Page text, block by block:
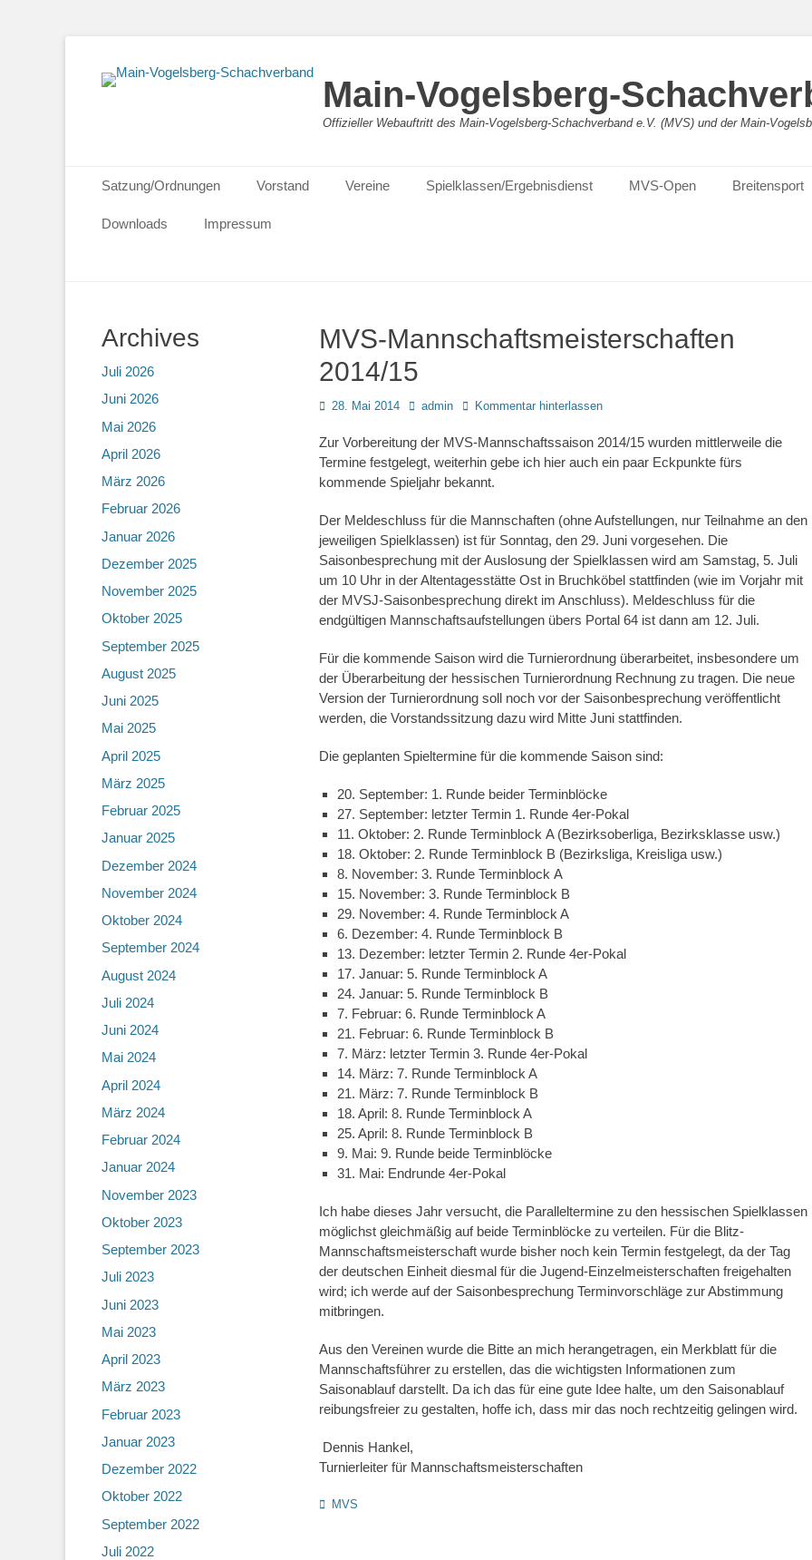
Main-Vogelsberg-
Offizieller Webauftritt des Main-Vogelsberg-Schachverband e.V. (MVS) und der Main-
Primäres Menü
Inhalt
springen
Satzung/Ordnungen Vorstand Vereine Spielklassen/Ergebnisdienst MVS-Open Breitensport
Downloads
Impressum
MVS-Mannschaftsmeisterschaften
2014/15
Posted
28. Mai 2014 Autoradmin Kommentar hinterlassen
Zur Vorbereitung der MVS-Mannschaftssaison 2014/15 wurden mittlerweile die
Termine festgelegt, weiterhin gebe ich hier auch ein paar Eckpunkte fürs
kommende Spieljahr bekannt.
Der Meldeschluss für die Mannschaften (ohne Aufstellungen, nur Teilnahme an den
jeweiligen Spielklassen) ist für Sonntag, den 29. Juni vorgesehen. Die
Saisonbesprechung mit der Auslosung der Spielklassen wird am Samstag, 5. Juli
um 10 Uhr in der Altentagesstätte Ost in Bruchköbel stattfinden (wie im Vorjahr mit
der MVSJ-Saisonbesprechung direkt im Anschluss). Meldeschluss für die
endgültigen Mannschaftsaufstellungen übers Portal 64 ist dann am 12. Juli.
Für die kommende Saison wird die Turnierordnung überarbeitet, insbesondere um
der Überarbeitung der hessischen Turnierordnung Rechnung zu tragen. Die neue
Version der Turnierordnung soll noch vor der Saisonbesprechung veröffentlicht
werden, die Vorstandssitzung dazu wird Mitte Juni stattfinden.
Die geplanten Spieltermine für die kommende Saison sind:
20. September: 1. Runde beider Terminblöcke
27. September: letzter Termin 1. Runde 4er-Pokal
11. Oktober: 2. Runde Terminblock A (Bezirksoberliga, Bezirksklasse usw.)
18. Oktober: 2. Runde Terminblock B (Bezirksliga, Kreisliga usw.)
8. November: 3. Runde Terminblock A
15. November: 3. Runde Terminblock B
29. November: 4. Runde Terminblock A
6. Dezember: 4. Runde Terminblock B
13. Dezember: letzter Termin 2. Runde 4er-Pokal
17. Januar: 5. Runde Terminblock A
24. Januar: 5. Runde Terminblock B
7. Februar: 6. Runde Terminblock A
21. Februar: 6. Runde Terminblock B
7. März: letzter Termin 3. Runde 4er-Pokal
14. März: 7. Runde Terminblock A
21. März: 7. Runde Terminblock B
18. April: 8. Runde Terminblock A
25. April: 8. Runde Terminblock B
9. Mai: 9. Runde beide Terminblöcke
31. Mai: Endrunde 4er-Pokal
Ich habe dieses Jahr versucht, die Paralleltermine zu den hessischen Spielklassen
möglichst gleichmäßig auf beide Terminblöcke zu verteilen. Für die Blitz-
Mannschaftsmeisterschaft wurde bisher noch kein Termin festgelegt, da der Tag
der deutschen Einheit diesmal für die Jugend-Einzelmeisterschaften freigehalten
wird; ich werde auf der Saisonbesprechung Terminvorschläge zur Abstimmung
mitbringen.
Aus den Vereinen wurde die Bitte an mich herangetragen, ein Merkblatt für die
Mannschaftsführer zu erstellen, das die wichtigsten Informationen zum
Saisonablauf darstellt. Da ich das für eine gute Idee halte, um den Saisonablauf
reibungsfreier zu gestalten, hoffe ich, dass mir das noch rechtzeitig gelingen wird.
Dennis Hankel,
Turnierleiter für Mannschaftsmeisterschaften
Kategorien
MVS
Archives
Juli 2026
Juni 2026
Mai 2026
April 2026
März 2026
Februar 2026
Januar 2026
Dezember 2025
November 2025
Oktober 2025
September 2025
August 2025
Juni 2025
Mai 2025
April 2025
März 2025
Februar 2025
Januar 2025
Dezember 2024
November 2024
Oktober 2024
September 2024
August 2024
Juli 2024
Juni 2024
Mai 2024
April 2024
März 2024
Februar 2024
Januar 2024
November 2023
Oktober 2023
September 2023
Juli 2023
Juni 2023
Mai 2023
April 2023
März 2023
Februar 2023
Januar 2023
Dezember 2022
Oktober 2022
September 2022
Juli 2022